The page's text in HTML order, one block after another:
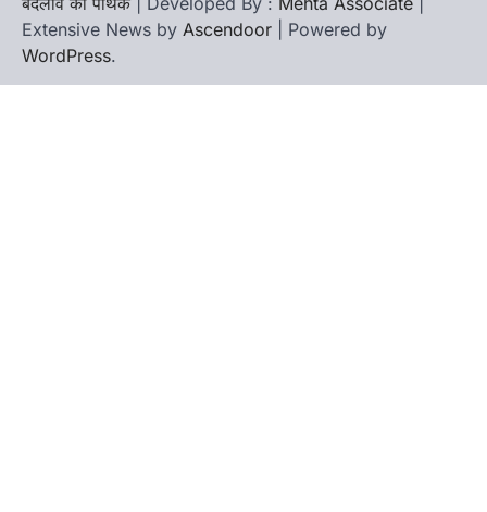
Extensive News by Ascendoor | Powered by
WordPress.